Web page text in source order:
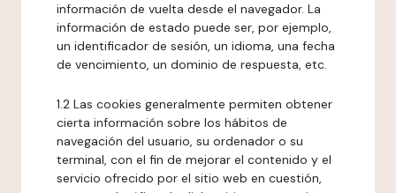
información de vuelta desde el navegador. La
información de estado puede ser, por ejemplo,
un identificador de sesión, un idioma, una fecha
de vencimiento, un dominio de respuesta, etc.
1.2 Las cookies generalmente permiten obtener
cierta información sobre los hábitos de
navegación del usuario, su ordenador o su
terminal, con el fin de mejorar el contenido y el
servicio ofrecido por el sitio web en cuestión,